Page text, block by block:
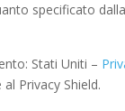
specificato
Stati Uniti –
Privacy Shield.